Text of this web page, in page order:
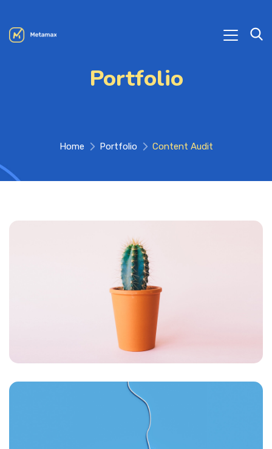
Portfolio
Home Portfolio Content Audit